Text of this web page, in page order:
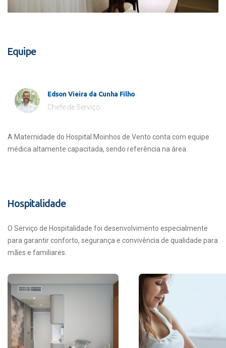
Equipe
Edson Vieira da Cunha Filho
Chefe de Serviço
A Maternidade do Hospital Moinhos de Vento conta com equipe
médica altamente capacitada, sendo referência na área.
Hospitalidade
O Serviço de Hospitalidade foi desenvolvimento especialmente
para garantir conforto, segurança e convivência de qualidade para
mães e familiares.